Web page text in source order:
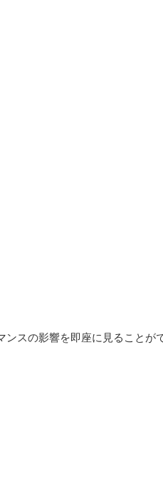
スの影響を即座に見ること